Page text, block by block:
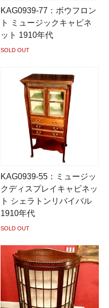
KAG0939-77：ボウフロン
ト ミュージックキャビネ
ット 1910年代
SOLD OUT
KAG0939-55：ミュージッ
クディスプレイキャビネッ
ト シェラトンリバイバル
1910年代
SOLD OUT